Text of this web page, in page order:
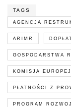
TAGS
AGENCJA
ARIMR
GOSPODARSTWA
KOMISJA
PŁATNOŚCI Z
PROGRAM